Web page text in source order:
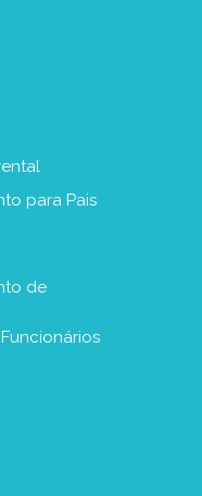
para Pais
de